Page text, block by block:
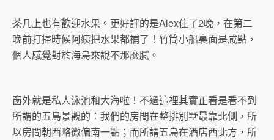
茶几上也有歡迎水果。更好評的是Alex住了2晚，在第二
晚前打掃時候阿姨把水果都補了！竹筒小船裏面是咸點，
個人感覺對於海島來說不那麼膩。
窗外就是私人泳池和大海啦！不過這裡其實正看是看不到
所謂的五島景觀的：我們的房間在整排別墅最靠北側，所
以房間朝西略微偏南一點；而所謂五島在酒店西北方，所